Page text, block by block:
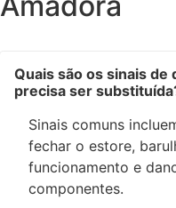
Quais são os sinais de
precisa ser
Sinais comuns
fechar o estore,
funcionamento e
componentes.